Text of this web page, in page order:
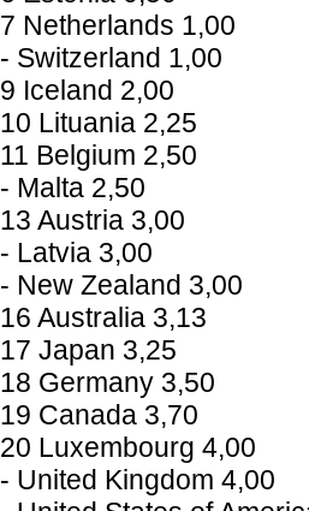
7 Netherlands 1,00
- Switzerland 1,00
9 Iceland 2,00
10 Lituania 2,25
11 Belgium 2,50
- Malta 2,50
13 Austria 3,00
- Latvia 3,00
- New Zealand 3,00
16 Australia 3,13
17 Japan 3,25
18 Germany 3,50
19 Canada 3,70
20 Luxembourg 4,00
- United Kingdom 4,00